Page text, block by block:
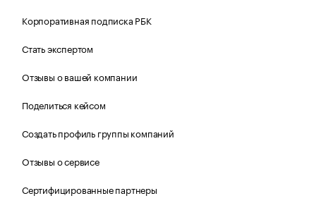
Корпоративная подписка РБК
Стать экспертом
Отзывы о вашей компании
Поделиться кейсом
Создать профиль группы компаний
Отзывы о сервисе
Сертифицированные партнеры